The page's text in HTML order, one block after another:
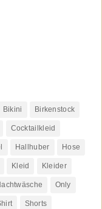
Bikini Birkenstock
Cocktailkleid
Hallhuber Hose
Kleid Kleider
Only
Shorts